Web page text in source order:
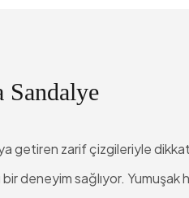
Sandalye
getiren zarif çizgileriyle
deneyim sağlıyor.